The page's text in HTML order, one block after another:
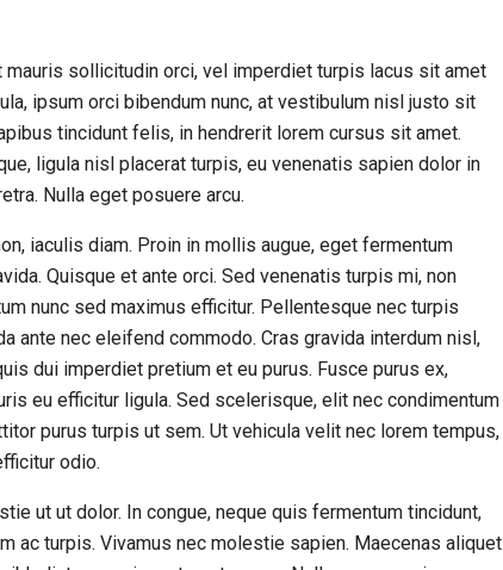
sollicitudin orci, vel imperdiet turpis lacus sit amet
ipsum orci bibendum nunc, at vestibulum nisl justo sit
tincidunt felis, in hendrerit lorem cursus sit amet.
ligula nisl placerat turpis, eu venenatis sapien dolor in
Nulla eget posuere arcu.
iaculis diam. Proin in mollis augue, eget fermentum
Quisque et ante orci. Sed venenatis turpis mi, non
nunc sed maximus efficitur. Pellentesque nec turpis
ante nec eleifend commodo. Cras gravida interdum nisl,
dui imperdiet pretium et eu purus. Fusce purus ex,
eu efficitur ligula. Sed scelerisque, elit nec condimentum
purus turpis ut sem. Ut vehicula velit nec lorem tempus,
odio.
ut ut dolor. In congue, neque quis fermentum tincidunt,
ac turpis. Vivamus nec molestie sapien. Maecenas aliquet